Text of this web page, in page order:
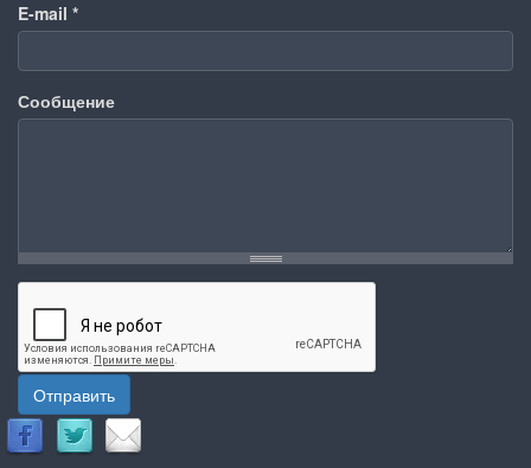
E-mail *
Сообщение
Отправить